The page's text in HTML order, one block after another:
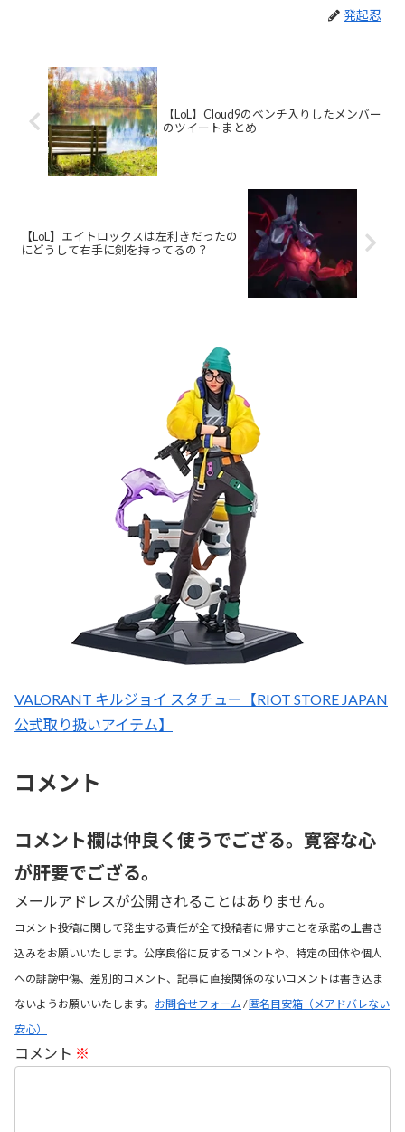
発起忍
【LoL】Cloud9のベンチ入りしたメンバー
のツイートまとめ
【LoL】エイトロックスは左利きだったの
にどうして右手に剣を持ってるの？
VALORANT キルジョイ スタチュー【RIOT STORE JAPAN
公式取り扱いアイテム】
コメント
コメント欄は仲良く使うでござる。寛容な心
が肝要でござる。
メールアドレスが公開されることはありません。
コメント投稿に関して発生する責任が全て投稿者に帰すことを承諾の上書き
込みをお願いいたします。公序良俗に反するコメントや、特定の団体や個人
への誹謗中傷、差別的コメント、記事に直接関係のないコメントは書き込ま
ないようお願いいたします。 お問合せフォーム /匿名目安箱（メアドバレない
安心）
コメント ※